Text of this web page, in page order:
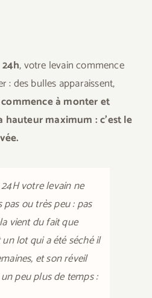
, votre levain commence
: des bulles apparaissent,
à monter et
hauteur maximum : c’est le
votre levain ne
ou très peu : pas
vient du fait que
lot qui a été séché il
et son réveil
peu plus de temps :